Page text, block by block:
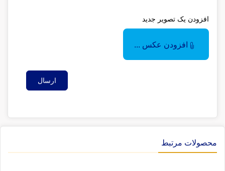
افزودن یک تصویر جدید
افزودن عکس ...
ارسال
محصولات مرتبط